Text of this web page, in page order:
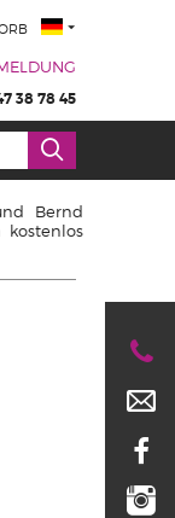
38 78 45
Bernd
kostenlos